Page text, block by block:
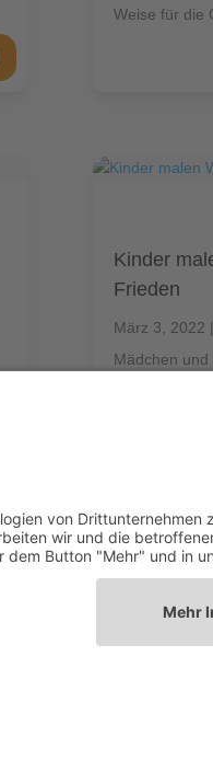
Weise für die
Kinder
Frieden
März 3, 2022 |
Mädchen
Schüttpelz...